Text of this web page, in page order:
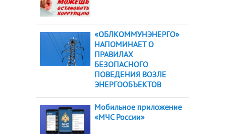
«ОБЛКОММУНЭНЕРГО»
НАПОМИНАЕТ О
ПРАВИЛАХ
БЕЗОПАСНОГО
ПОВЕДЕНИЯ ВОЗЛЕ
ЭНЕРГООБЪЕКТОВ
Мобильное приложение
«МЧС России»